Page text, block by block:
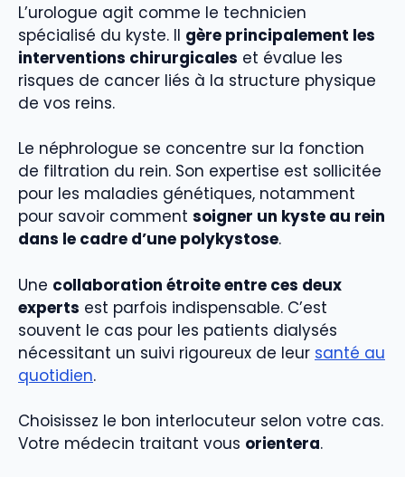
L’urologue agit comme le technicien
spécialisé du kyste. Il gère principalement les
interventions chirurgicales et évalue les
risques de cancer liés à la structure physique
de vos reins.
Le néphrologue se concentre sur la fonction
de filtration du rein. Son expertise est sollicitée
pour les maladies génétiques, notamment
pour savoir comment soigner un kyste au rein
dans le cadre d’une polykystose.
Une collaboration étroite entre ces deux
experts est parfois indispensable. C’est
souvent le cas pour les patients dialysés
nécessitant un suivi rigoureux de leur santé au
quotidien.
Choisissez le bon interlocuteur selon votre cas.
Votre médecin traitant vous orientera.